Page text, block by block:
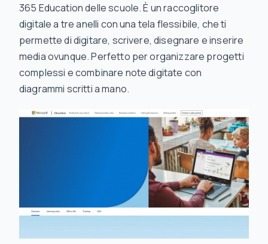
365 Education delle scuole. È un raccoglitore
digitale a tre anelli con una tela flessibile, che ti
permette di digitare, scrivere, disegnare e inserire
media ovunque. Perfetto per organizzare progetti
complessi e combinare note digitate con
diagrammi scritti a mano.